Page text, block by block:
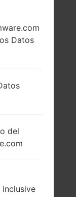
Datos
del
inclusive